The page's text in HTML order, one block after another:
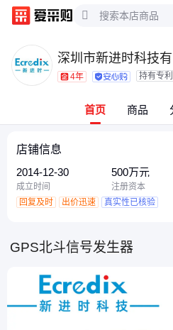
深圳市新进时科技
4年 持有专
首页 商品
店铺信息
2014-12-30
成立时间
500万元
注册资本
回复及时
出价迅速 真实性已核验
GPS北斗信号发生器